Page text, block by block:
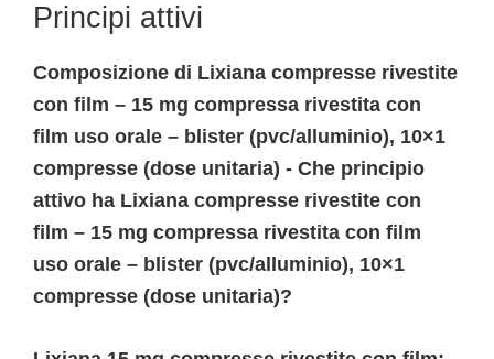
Principi attivi
Composizione di Lixiana compresse rivestite
con film – 15 mg compressa rivestita con
film uso orale – blister (pvc/alluminio), 10×1
compresse (dose unitaria) - Che principio
attivo ha Lixiana compresse rivestite con
film – 15 mg compressa rivestita con film
uso orale – blister (pvc/alluminio), 10×1
compresse (dose unitaria)?